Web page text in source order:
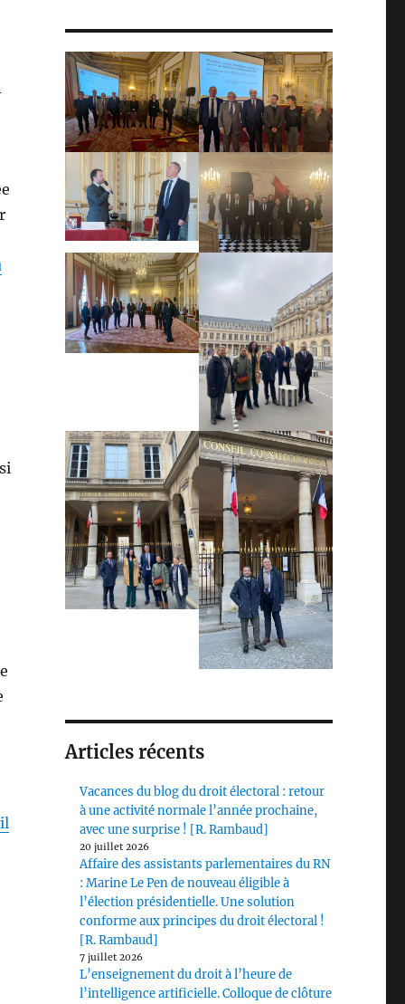
Articles récents
Vacances du blog du droit électoral : retour
à une activité normale l’année prochaine,
avec une surprise ! [R. Rambaud]
20 juillet 2026
Affaire des assistants parlementaires du RN
: Marine Le Pen de nouveau éligible à
l’élection présidentielle. Une solution
conforme aux principes du droit électoral !
[R. Rambaud]
7 juillet 2026
L’enseignement du droit à l’heure de
l’intelligence artificielle. Colloque de clôture